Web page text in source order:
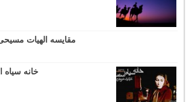
مقایسه الهیات
خانه